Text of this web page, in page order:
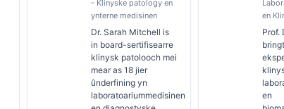
- Klinyske patology en
ynterne medisinen
Dr. Sarah Mitchell is
in board-sertifisearre
klinysk patolooch mei
mear as 18 jier
ûnderfining yn
laboratoariummedisinen
en
Prof.
en